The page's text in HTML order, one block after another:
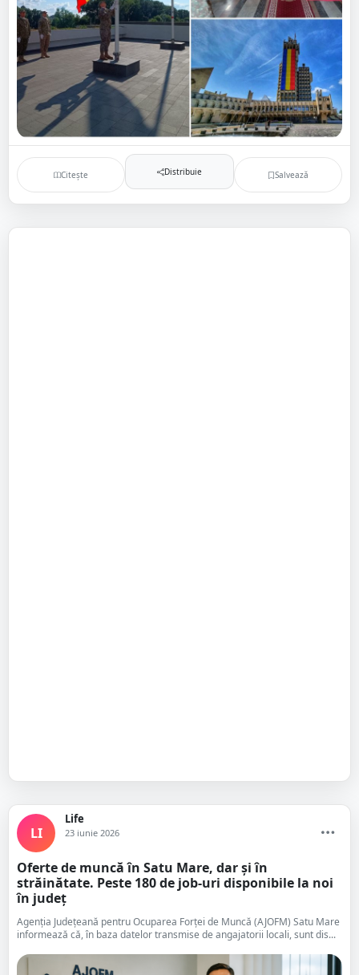
Citește Distribuie Salvează
LI
Life
23 iunie 2026
Oferte de muncă în Satu Mare, dar și în
străinătate. Peste 180 de job-uri disponibile la noi
în județ
Agenția Județeană pentru Ocuparea Forței de Muncă (AJOFM) Satu Mare
informează că, în baza datelor transmise de angajatorii locali, sunt dis...